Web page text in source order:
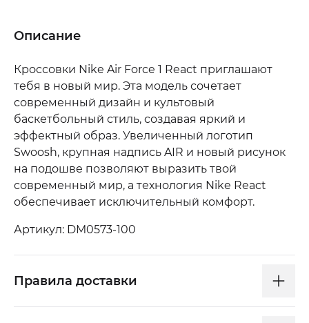
Описание
Кроссовки Nike Air Force 1 React приглашают
тебя в новый мир. Эта модель сочетает
современный дизайн и культовый
баскетбольный стиль, создавая яркий и
эффектный образ. Увеличенный логотип
Swoosh, крупная надпись AIR и новый рисунок
на подошве позволяют выразить твой
современный мир, а технология Nike React
обеспечивает исключительный комфорт.
Артикул: DM0573-100
Правила доставки